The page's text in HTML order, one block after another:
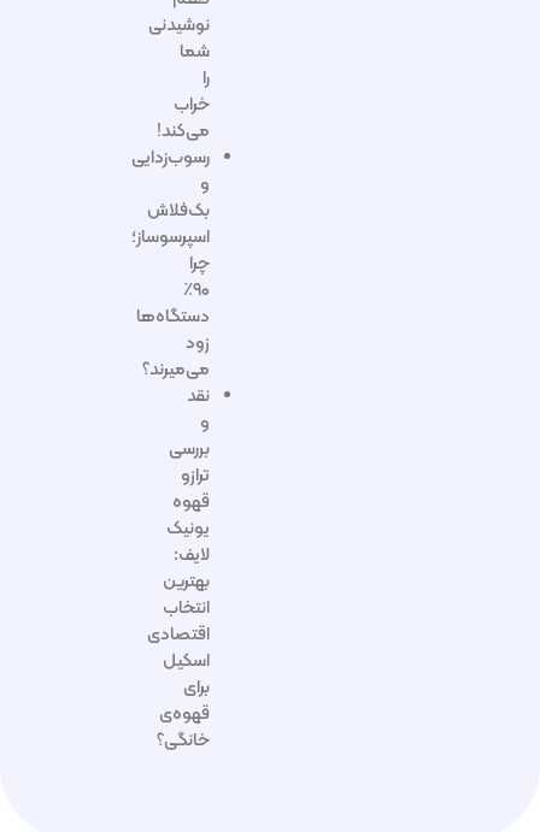
نوشیدنی
شما
را
خراب
می‌کند!
رسوب‌زدایی
و
بک‌فلاش
اسپرسوساز؛
چرا
۹۰٪
دستگاه‌ها
زود
می‌میرند؟
نقد
و
بررسی
ترازو
قهوه
یونیک
لایف:
بهترین
انتخاب
اقتصادی
اسکیل
برای
قهوه‌ی
خانگی؟